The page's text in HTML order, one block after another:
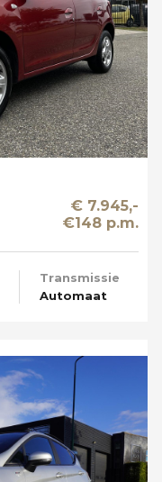
€ 7.945,-
€148 p.m.
Transmissie
Automaat